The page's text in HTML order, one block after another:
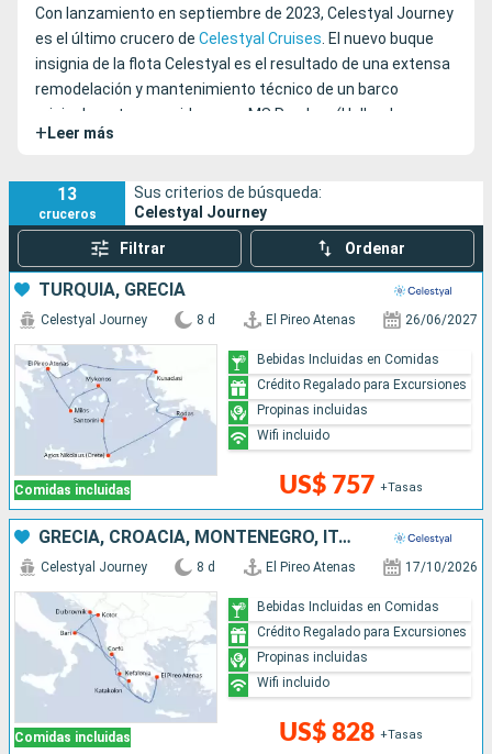
Con lanzamiento en septiembre de 2023, Celestyal Journey
es el último crucero de Celestyal Cruises. El nuevo buque
insignia de la flota Celestyal es el resultado de una extensa
remodelación y mantenimiento técnico de un barco
originalmente conocido como MS Ryndam (Holland
America).
+ Leer más
13
cruceros
Sus criterios de búsqueda:
Celestyal Journey
Filtrar Ordenar
TURQUÍA, GRECIA
Comidas incluidas
Celestyal Journey 8 d El Pireo Atenas 26/06/2027
US$ 757 +Tasas
Bebidas Incluidas en Comidas
Crédito Regalado para Excursiones
Propinas incluidas
Wifi incluido
GRECIA, CROACIA, MONTENEGRO, ITALIA
Comidas incluidas
Celestyal Journey 8 d El Pireo Atenas 17/10/2026
US$ 828 +Tasas
Bebidas Incluidas en Comidas
Crédito Regalado para Excursiones
Propinas incluidas
Wifi incluido